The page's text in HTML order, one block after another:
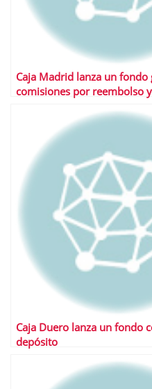
Caja Madrid lanza un fondo
comisiones por reembolso
Caja Duero lanza un fondo
depósito